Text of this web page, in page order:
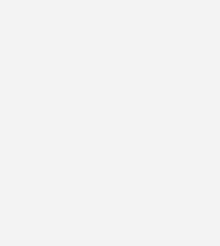
der bodengleichen
braucht es ein Gefälle – auch bei
Doch auch wenn die Neigung nicht
Nutzung der Dusche. Ein wesentlicher
ist die rutschhemmende Eigenschaft der
Der Grad der rutschhemmenden
(verstellbare Rampe/schiefe
(neutrales Netzmittel) mit 6 l/min